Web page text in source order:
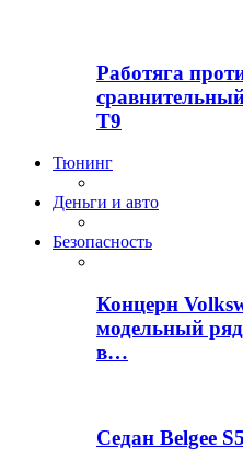
Работяга
T9
Тюнинг
Деньги и авто
Безопасность
Концерн
модельный
в…
Седан Belgee